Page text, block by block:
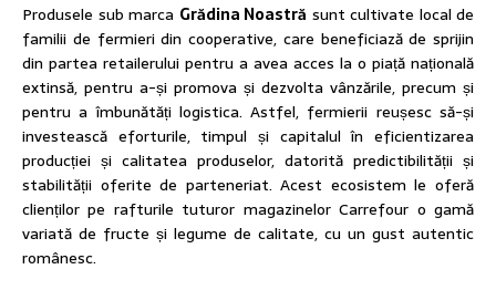
Produsele sub marca Grădina Noastră sunt cultivate local de
familii de fermieri din cooperative, care beneficiază de sprijin
din partea retailerului pentru a avea acces la o piață națională
extinsă, pentru a-și promova și dezvolta vânzările, precum și
pentru a îmbunătăți logistica. Astfel, fermierii reușesc să-și
investească eforturile, timpul și capitalul în eficientizarea
producției și calitatea produselor, datorită predictibilității și
stabilității oferite de parteneriat. Acest ecosistem le oferă
clienților pe rafturile tuturor magazinelor Carrefour o gamă
variată de fructe și legume de calitate, cu un gust autentic
românesc.